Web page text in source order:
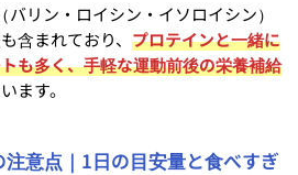
バリン・ロイシン・イソロイシン）
含まれており、プロテインと一緒に
も多く、手軽な運動前後の栄養補給
ます。
意点｜1日の目安量と食べすぎ